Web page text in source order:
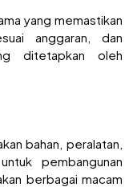
yang memastikan
anggaran, dan
ditetapkan oleh
bahan, peralatan,
pembangunan
berbagai macam